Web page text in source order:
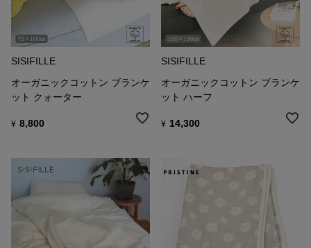
SISIFILLE
オーガニックコットン ブランケ
ット クォーター
¥ 8,800
SISIFILLE
オーガニックコットン ブランケ
ット ハーフ
¥ 14,300